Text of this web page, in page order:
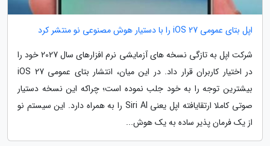
اپل بتای عمومی iOS 27 را با دستیار هوش مصنوعی نو منتشر کرد
شرکت اپل به تازگی نسخه های آزمایشی نرم افزارهای سال 2027 خود را
در اختیار کاربران قرار داد. در این میان، انتشار بتای عمومی iOS 27
بیشترین توجه را به خود جلب نموده است؛ چراکه این نسخه دستیار
صوتی کاملا ارتقایافته اپل یعنی Siri AI را به همراه دارد. این سیستم نو
از یک فرمان پذیر ساده به یک هوش...